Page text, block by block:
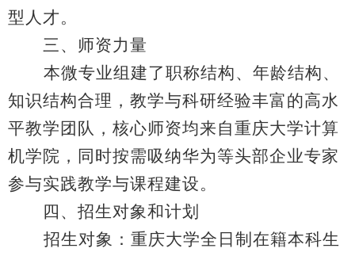
型人才。
三、师资力量
本微专业组建了职称结构、年龄结构、
知识结构合理，教学与科研经验丰富的高水
平教学团队，核心师资均来自重庆大学计算
机学院，同时按需吸纳华为等头部企业专家
参与实践教学与课程建设。
四、招生对象和计划
招生对象：重庆大学全日制在籍本科生